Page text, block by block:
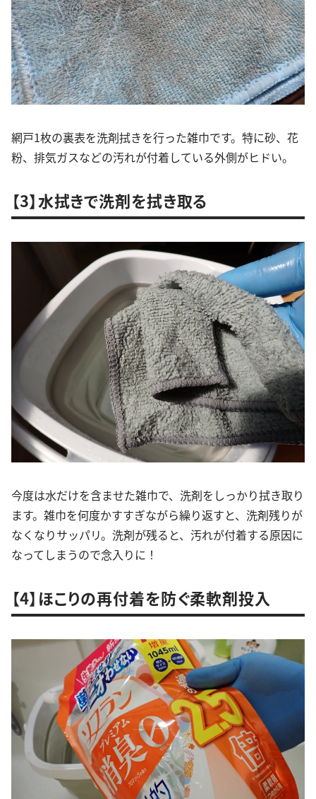
網戸1枚の裏表を洗剤拭きを行った雑巾です。特に砂、花
粉、排気ガスなどの汚れが付着している外側がヒドい。
【3】水拭きで洗剤を拭き取る
今度は水だけを含ませた雑巾で、洗剤をしっかり拭き取り
ます。雑巾を何度かすすぎながら繰り返すと、洗剤残りが
なくなりサッパリ。洗剤が残ると、汚れが付着する原因に
なってしまうので念入りに！
【4】ほこりの再付着を防ぐ柔軟剤投入